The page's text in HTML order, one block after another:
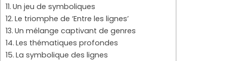
Un jeu de symboliques
Le triomphe de ‘Entre les lignes’
Un mélange captivant de genres
Les thématiques profondes
La symbolique des lignes